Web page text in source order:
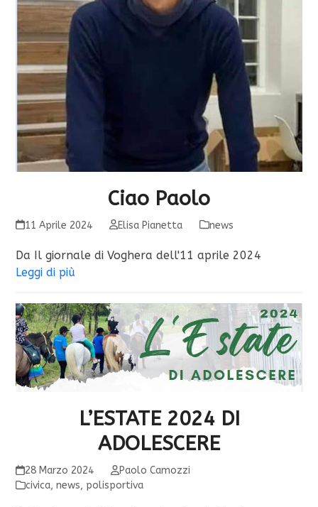
Ciao Paolo
11 Aprile 2024 Elisa Pianetta news
Da Il giornale di Voghera dell'11 aprile 2024
Leggi di più
L’ESTATE 2024 DI
ADOLESCERE
28 Marzo 2024
Paolo Camozzi
civica,news, polisportiva